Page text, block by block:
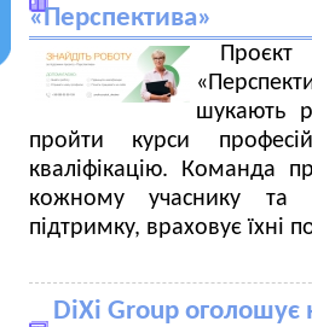
«Перспектива»
Проєкт
шукають
пройти курси
кваліфікацію. Команда
кожному учаснику та
підтримку, враховує їхні
DiXi Group оголошує